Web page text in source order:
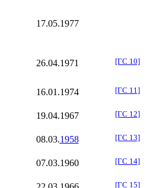
17.05.1977
26.04.1971 [ГС 10]
16.01 .1974 [ГС 11]
19.04.1967 [ГС 12]
08.03.1958 [ГС 13]
07.03.1960 [ГС 14]
[ГС 15]